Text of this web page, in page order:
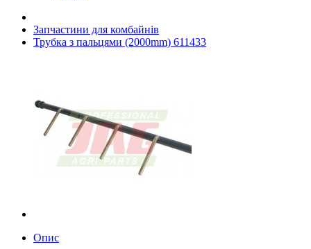
Запчастини для комбайнів
Трубка з пальцями (2000mm) 611433
Опис